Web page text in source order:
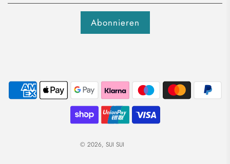
© 2026, SUI SUI